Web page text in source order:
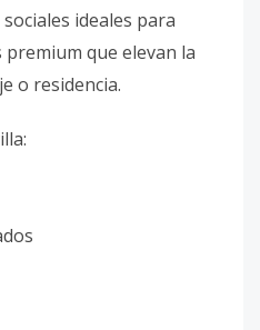
ideales para
que elevan la
o residencia.